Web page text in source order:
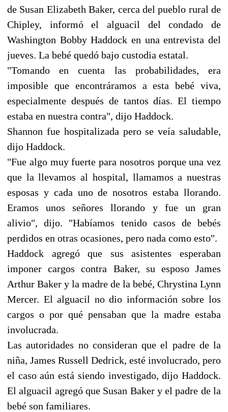
de Susan Elizabeth Baker, cerca del pueblo rural de
Chipley, informó el alguacil del condado de
Washington Bobby Haddock en una entrevista del
jueves. La bebé quedó bajo custodia estatal.
"Tomando en cuenta las probabilidades, era
imposible que encontráramos a esta bebé viva,
especialmente después de tantos días. El tiempo
estaba en nuestra contra", dijo Haddock.
Shannon fue hospitalizada pero se veía saludable,
dijo Haddock.
"Fue algo muy fuerte para nosotros porque una vez
que la llevamos al hospital, llamamos a nuestras
esposas y cada uno de nosotros estaba llorando.
Eramos unos señores llorando y fue un gran
alivio", dijo. "Habíamos tenido casos de bebés
perdidos en otras ocasiones, pero nada como esto".
Haddock agregó que sus asistentes esperaban
imponer cargos contra Baker, su esposo James
Arthur Baker y la madre de la bebé, Chrystina Lynn
Mercer. El alguacil no dio información sobre los
cargos o por qué pensaban que la madre estaba
involucrada.
Las autoridades no consideran que el padre de la
niña, James Russell Dedrick, esté involucrado, pero
el caso aún está siendo investigado, dijo Haddock.
El alguacil agregó que Susan Baker y el padre de la
bebé son familiares.